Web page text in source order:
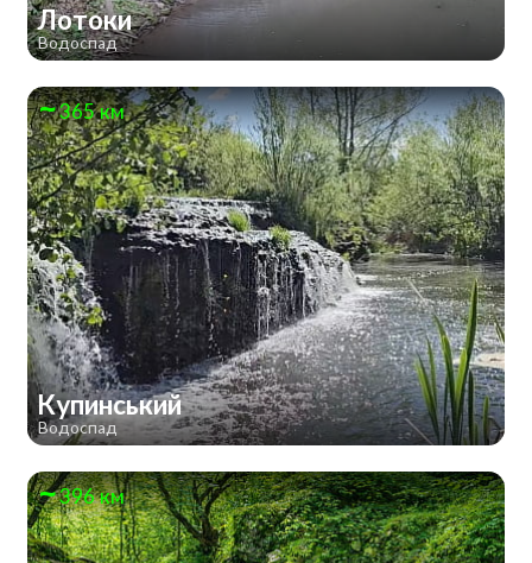
Лотоки
Водоспад
365 км
Купинський
Водоспад
396 км